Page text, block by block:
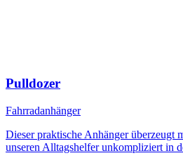
Pulldozer
Fahrradanhänger
Dieser praktische Anhänger überzeugt
unseren Alltagshelfer unkompliziert in